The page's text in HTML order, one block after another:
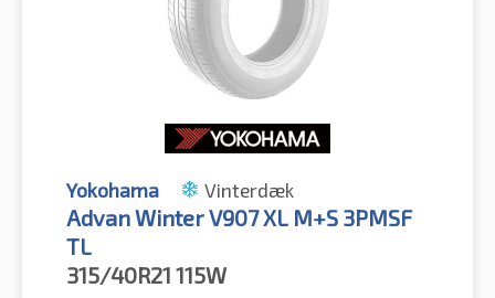
Yokohama Vinterdæk
Advan Winter V907 XL M+S 3PMSF
TL
315/40R21 115W